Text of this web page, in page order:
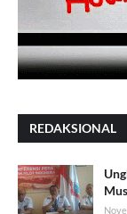
REDAKSIONAL